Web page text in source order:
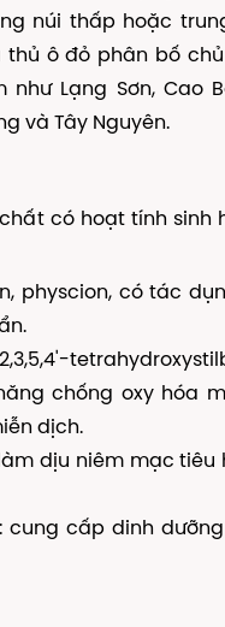
núi thấp hoặc
thủ ô đỏ phân bố
Lạng Sơn, Cao
và Tây Nguyên.
có hoạt tính sinh
physcion, có tác
chống oxy hóa
dịch.
dịu niêm mạc tiêu
: cung cấp dinh